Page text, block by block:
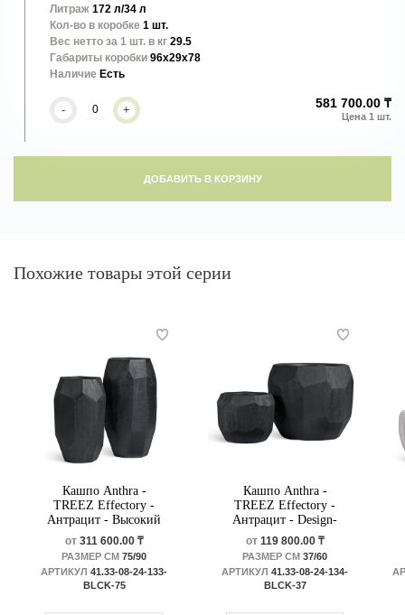
Литраж 172 л/34 л
Кол-во в коробке 1 шт.
Вес нетто за 1 шт. в кг 29.5
Габариты коробки 96x29x78
Наличие Есть
- + 581 700.00 ₸
ДОБАВИТЬ В КОРЗИНУ
Похожие товары этой серии
Кашпо Anthra -
TREEZ Effectory -
Антрацит - Высокий
Design-многогранник
от311 600.00 ₸
РАЗМЕР СМ 75/90
АРТИКУЛ 41.33-08-24-133-
BLCK-75
Кашпо Anthra -
TREEZ Effectory -
Антрацит - Design-
многогранник
от119 800.00 ₸
РАЗМЕР СМ 37/60
АРТИКУЛ 41.33-08-24-134-
BLCK-37